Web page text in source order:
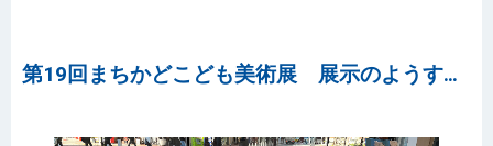
第19回まちかどこども美術展 展示のようす…